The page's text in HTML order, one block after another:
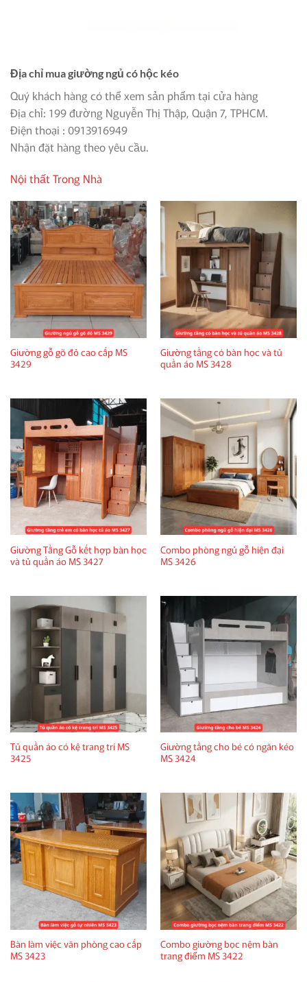
Địa chỉ mua giường ngủ có hộc kéo
Quý khách hàng có thể xem sản phẩm tại cửa hàng
Địa chỉ: 199 đường Nguyễn Thị Thập, Quận 7, TPHCM.
Điện thoại : 0913916949
Nhận đặt hàng theo yêu cầu.
Nội thất Trong Nhà
Giường gỗ gõ đỏ cao cấp MS
3429
Giường tầng có bàn học và tủ
quần áo MS 3428
Giường Tầng Gỗ kết hợp bàn học
và tủ quần áo MS 3427
Combo phòng ngủ gỗ hiện đại
MS 3426
Tủ quần áo có kệ trang trí MS
3425
Giường tầng cho bé có ngăn kéo
MS 3424
Bàn làm việc văn phòng cao cấp
MS 3423
Combo giường bọc nệm bàn
trang điểm MS 3422